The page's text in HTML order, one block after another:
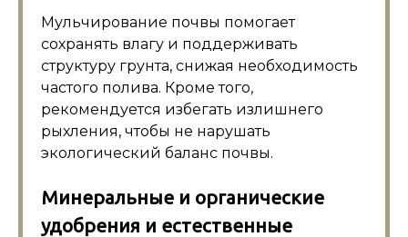
Мульчирование почвы помогает
сохранять влагу и поддерживать
структуру грунта, снижая необходимость
частого полива. Кроме того,
рекомендуется избегать излишнего
рыхления, чтобы не нарушать
экологический баланс почвы.
Минеральные и органические
удобрения и естественные